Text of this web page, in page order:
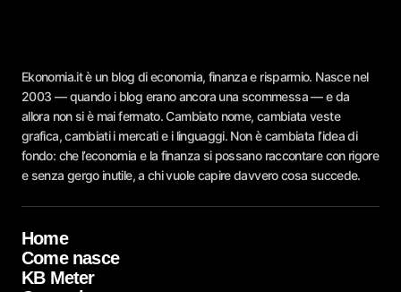
Ekonomia.it è un blog di economia, finanza e risparmio. Nasce nel
2003 — quando i blog erano ancora una scommessa — e da
allora non si è mai fermato. Cambiato nome, cambiata veste
grafica, cambiati i mercati e i linguaggi. Non è cambiata l’idea di
fondo: che l’economia e la finanza si possano raccontare con rigore
e senza gergo inutile, a chi vuole capire davvero cosa succede.
Home
Come nasce
KB Meter